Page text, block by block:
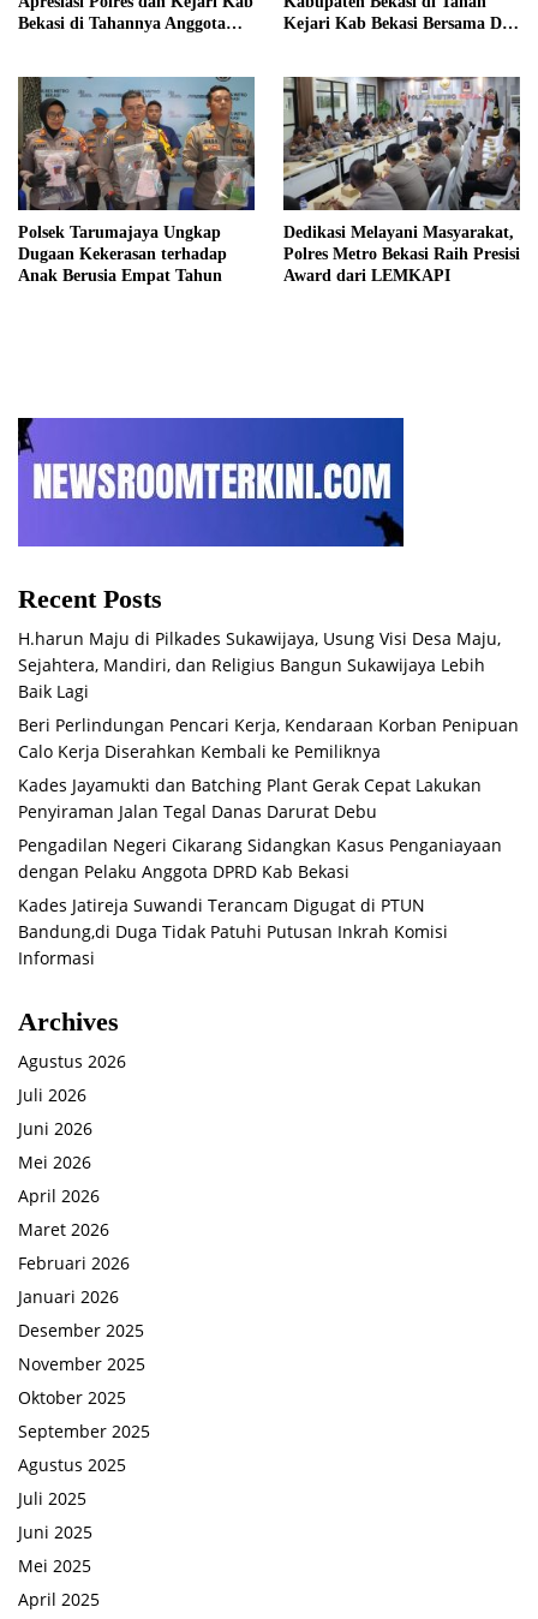
Bekasi di Tahannya Anggota
Kejari Kab Bekasi Bersama Dua
Polsek Tarumajaya Ungkap
Dugaan Kekerasan terhadap
Anak Berusia Empat Tahun
Dedikasi Melayani Masyarakat,
Polres Metro Bekasi Raih Presisi
Award dari LEMKAPI
Recent Posts
H.harun Maju di Pilkades Sukawijaya, Usung Visi Desa Maju,
Sejahtera, Mandiri, dan Religius Bangun Sukawijaya Lebih
Baik Lagi
Beri Perlindungan Pencari Kerja, Kendaraan Korban Penipuan
Calo Kerja Diserahkan Kembali ke Pemiliknya
Kades Jayamukti dan Batching Plant Gerak Cepat Lakukan
Penyiraman Jalan Tegal Danas Darurat Debu
Pengadilan Negeri Cikarang Sidangkan Kasus Penganiayaan
dengan Pelaku Anggota DPRD Kab Bekasi
Kades Jatireja Suwandi Terancam Digugat di PTUN
Bandung,di Duga Tidak Patuhi Putusan Inkrah Komisi
Informasi
Archives
Agustus 2026
Juli 2026
Juni 2026
Mei 2026
April 2026
Maret 2026
Februari 2026
Januari 2026
Desember 2025
November 2025
Oktober 2025
September 2025
Agustus 2025
Juli 2025
Juni 2025
Mei 2025
April 2025